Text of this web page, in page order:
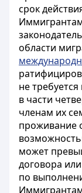
срок
области
не
в части
членам их
проживание
может
договора
по